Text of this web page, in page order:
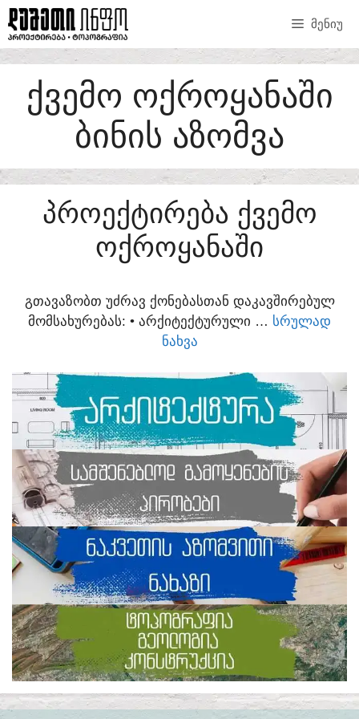
SKIP
TO
CONTENT
ᲛᲔᲜᲘᲣ
ᲥᲕᲔᲛᲝ ᲝᲥᲠᲝᲧᲐᲜᲐᲨᲘ
ᲑᲘᲜᲘᲡ ᲐᲖᲝᲛᲕᲐ
ᲞᲠᲝᲔᲥᲢᲘᲠᲔᲑᲐ ᲥᲕᲔᲛᲝ
ᲝᲥᲠᲝᲧᲐᲜᲐᲨᲘ
ᲒᲗᲐᲕᲐᲖᲝᲑᲗ ᲣᲫᲠᲐᲕ ᲥᲝᲜᲔᲑᲐᲡᲗᲐᲜ ᲓᲐᲙᲐᲕᲨᲘᲠᲔᲑᲣᲚ
ᲛᲝᲛᲡᲐᲮᲣᲠᲔᲑᲐᲡ:​ • ᲐᲠᲥᲘᲢᲔᲥᲢᲣᲠᲣᲚᲘ … ᲡᲠᲣᲚᲐᲓ
ᲜᲐᲮᲕᲐ